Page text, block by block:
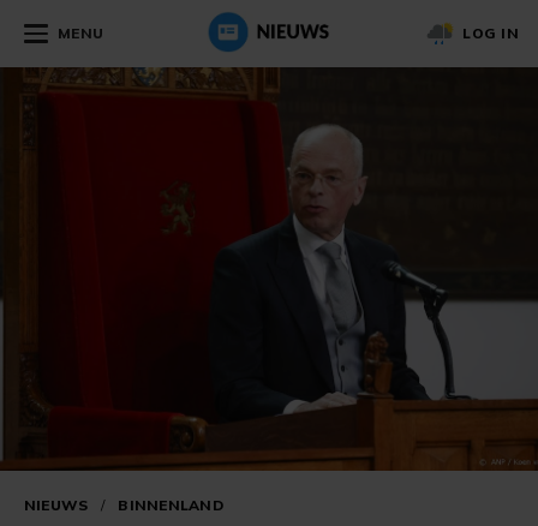
MENU LOG IN
NIEUWS / BINNENLAND